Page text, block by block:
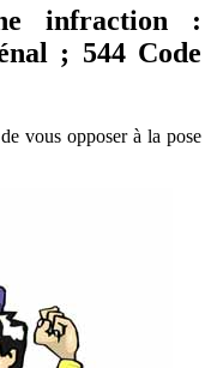
infraction :
; 544 Code
vous opposer à la pose